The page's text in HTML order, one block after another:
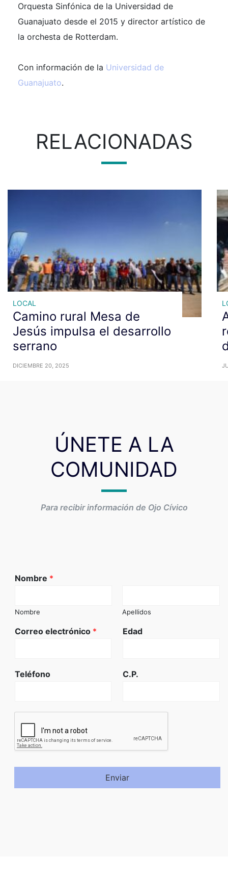
Orquesta Sinfónica de la Universidad de
Guanajuato desde el 2015 y director artístico de
la orchesta de Rotterdam.
Con información de la Universidad de
Guanajuato.
RELACIONADAS
LOCAL
Camino rural Mesa de
Jesús impulsa el desarrollo
serrano
DICIEMBRE 20, 2025
ÚNETE A LA
COMUNIDAD
Para recibir información de Ojo Cívico
Nombre *
Nombre Apellidos
Correo electrónico * Edad
Teléfono C.P.
Enviar